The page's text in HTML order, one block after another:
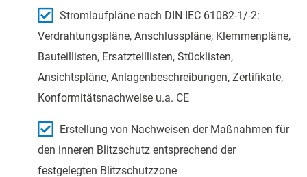
Stromlaufpläne nach DIN IEC 61082-1/-2:
Verdrahtungspläne, Anschlusspläne, Klemmenpläne,
Bauteillisten, Ersatzteillisten, Stücklisten,
Ansichtspläne, Anlagenbeschreibungen, Zertifikate,
Konformitätsnachweise u.a. CE
Erstellung von Nachweisen der Maßnahmen für
den inneren Blitzschutz entsprechend der
festgelegten Blitzschutzzone